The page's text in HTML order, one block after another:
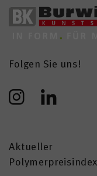
Folgen Sie uns!
Aktueller
Polymerpreisindex